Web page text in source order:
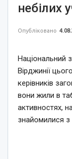
небілих
Опубліковано
Національний
Вірджинії
керівників
вони жили в
активностях,
знайомилися з